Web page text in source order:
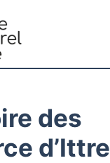
des
d’Ittre